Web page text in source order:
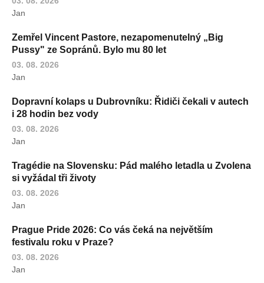
Jan
Zemřel Vincent Pastore, nezapomenutelný „Big
Pussy" ze Sopránů. Bylo mu 80 let
03. 08. 2026
Jan
Dopravní kolaps u Dubrovníku: Řidiči čekali v autech
i 28 hodin bez vody
03. 08. 2026
Jan
Tragédie na Slovensku: Pád malého letadla u Zvolena
si vyžádal tři životy
03. 08. 2026
Jan
Prague Pride 2026: Co vás čeká na největším
festivalu roku v Praze?
03. 08. 2026
Jan